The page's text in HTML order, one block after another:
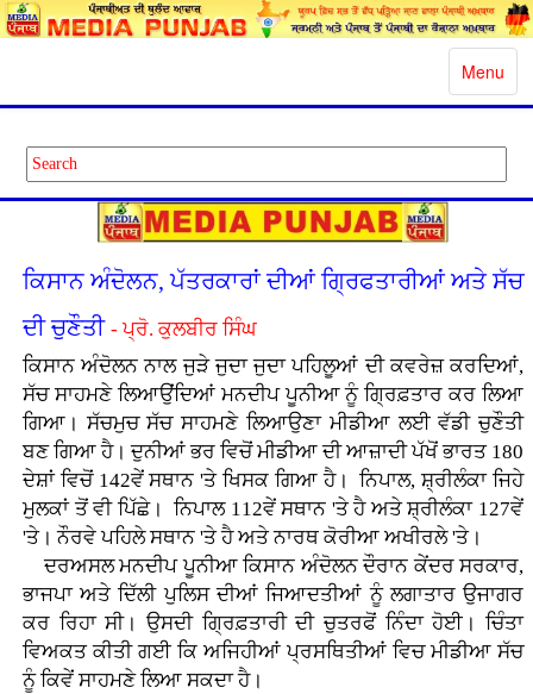
Toggle
Menu
ਕਿਸਾਨ ਅੰਦੋਲਨ, ਪੱਤਰਕਾਰਾਂ ਦੀਆਂ ਗ੍ਰਿਫਤਾਰੀਆਂ ਅਤੇ ਸੱਚ
ਦੀ ਚੁਣੌਤੀ - ਪ੍ਰੋ. ਕੁਲਬੀਰ ਸਿੰਘ
ਕਿਸਾਨ ਅੰਦੋਲਨ ਨਾਲ ਜੁੜੇ ਜੁਦਾ ਜੁਦਾ ਪਹਿਲੂਆਂ ਦੀ ਕਵਰੇਜ਼ ਕਰਦਿਆਂ,
ਸੱਚ ਸਾਹਮਣੇ ਲਿਆਉਂਦਿਆਂ ਮਨਦੀਪ ਪੂਨੀਆ ਨੂੰ ਗ੍ਰਿਫ਼ਤਾਰ ਕਰ ਲਿਆ
ਗਿਆ। ਸੱਚਮੁਚ ਸੱਚ ਸਾਹਮਣੇ ਲਿਆਉਣਾ ਮੀਡੀਆ ਲਈ ਵੱਡੀ ਚੁਣੌਤੀ
ਬਣ ਗਿਆ ਹੈ। ਦੁਨੀਆਂ ਭਰ ਵਿਚੋਂ ਮੀਡੀਆ ਦੀ ਆਜ਼ਾਦੀ ਪੱਖੋਂ ਭਾਰਤ 180
ਦੇਸ਼ਾਂ ਵਿਚੋਂ 142ਵੇਂ ਸਥਾਨ 'ਤੇ ਖਿਸਕ ਗਿਆ ਹੈ। ਨਿਪਾਲ, ਸ਼੍ਰੀਲੰਕਾ ਜਿਹੇ
ਮੁਲਕਾਂ ਤੋਂ ਵੀ ਪਿੱਛੇ। ਨਿਪਾਲ 112ਵੇਂ ਸਥਾਨ 'ਤੇ ਹੈ ਅਤੇ ਸ਼੍ਰੀਲੰਕਾ 127ਵੇਂ
'ਤੇ। ਨੌਰਵੇ ਪਹਿਲੇ ਸਥਾਨ 'ਤੇ ਹੈ ਅਤੇ ਨਾਰਥ ਕੋਰੀਆ ਅਖੀਰਲੇ 'ਤੇ।
ਦਰਅਸਲ ਮਨਦੀਪ ਪੂਨੀਆ ਕਿਸਾਨ ਅੰਦੋਲਨ ਦੌਰਾਨ ਕੇਂਦਰ ਸਰਕਾਰ,
ਭਾਜਪਾ ਅਤੇ ਦਿੱਲੀ ਪੁਲਿਸ ਦੀਆਂ ਜਿਆਦਤੀਆਂ ਨੂੰ ਲਗਾਤਾਰ ਉਜਾਗਰ
ਕਰ ਰਿਹਾ ਸੀ। ਉਸਦੀ ਗ੍ਰਿਫ਼ਤਾਰੀ ਦੀ ਚੁਤਰਫੋਂ ਨਿੰਦਾ ਹੋਈ। ਚਿੰਤਾ
ਵਿਅਕਤ ਕੀਤੀ ਗਈ ਕਿ ਅਜਿਹੀਆਂ ਪ੍ਰਸਥਿਤੀਆਂ ਵਿਚ ਮੀਡੀਆ ਸੱਚ
ਨੂੰ ਕਿਵੇਂ ਸਾਹਮਣੇ ਲਿਆ ਸਕਦਾ ਹੈ।